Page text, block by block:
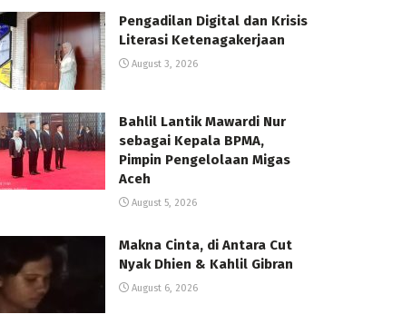
Pengadilan Digital dan Krisis
Literasi Ketenagakerjaan
August 3, 2026
Bahlil Lantik Mawardi Nur
sebagai Kepala BPMA,
Pimpin Pengelolaan Migas
Aceh
August 5, 2026
Makna Cinta, di Antara Cut
Nyak Dhien & Kahlil Gibran
August 6, 2026